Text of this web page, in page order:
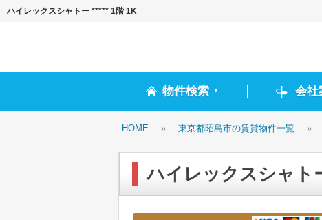
ハイレックスシャトー ***** 1階 1K
物件検索 ▼ 会社
HOME » 東京都昭島市の賃貸物件一覧 »
ハイレックスシャト